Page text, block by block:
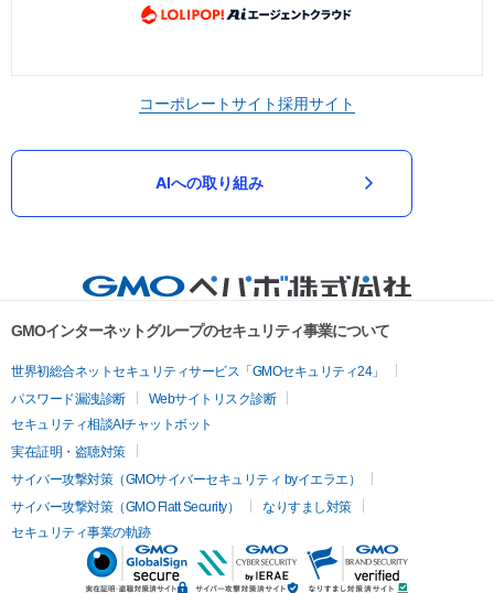
コーポレートサイト採用サイト
AIへの取り組み
GMOインターネットグループのセキュリティ事業について
世界初総合ネットセキュリティサービス「GMOセキュリティ24」
パスワード漏洩診断
Webサイトリスク診断
セキュリティ相談AIチャットボット
実在証明・盗聴対策
サイバー攻撃対策（GMOサイバーセキュリティ byイエラエ）
サイバー攻撃対策（GMO Flatt Security）
なりすまし対策
セキュリティ事業の軌跡